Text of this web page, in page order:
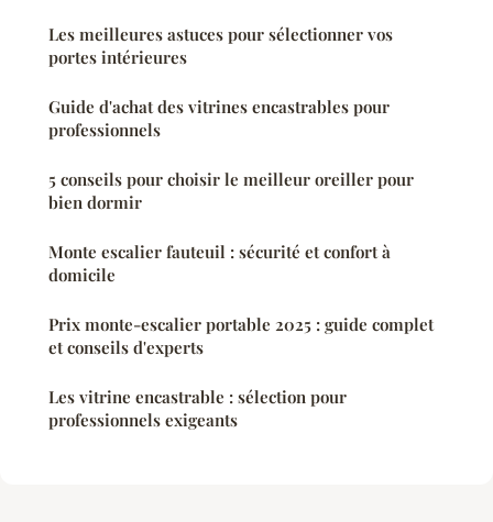
Les meilleures astuces pour sélectionner vos
portes intérieures
Guide d'achat des vitrines encastrables pour
professionnels
5 conseils pour choisir le meilleur oreiller pour
bien dormir
Monte escalier fauteuil : sécurité et confort à
domicile
Prix monte-escalier portable 2025 : guide complet
et conseils d'experts
Les vitrine encastrable : sélection pour
professionnels exigeants